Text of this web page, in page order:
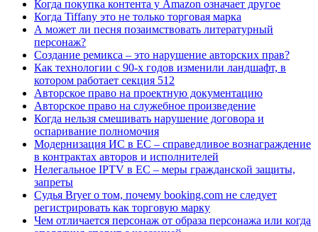
Когда покупка контента у Amazon означает другое
Когда Tiffany это не только торговая марка
А может ли песня позаимствовать литературный
персонаж?
Создание ремикса – это нарушение авторских прав?
Как технологии с 90-х годов изменили ландшафт, в
котором работает секция 512
Авторское право на проектную документацию
Авторское право на служебное произведение
Когда нельзя смешивать нарушение договора и
оспаривание полномочия
Модернизация ИС в ЕС – справедливое вознаграждение
в контрактах авторов и исполнителей
Нелегальное IPTV в ЕС – меры гражданской защиты,
запреты
Судья Bryer о том, почему booking.com не следует
регистрировать как торговую марку
Чем отличается персонаж от образа персонажа или когда